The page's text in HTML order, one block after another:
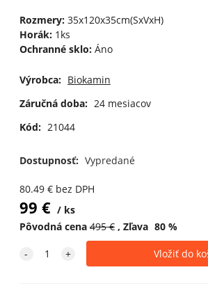
Rozmery:35x120x35cm(SxVxH)
Horák: 1ks
Ochranné sklo:Áno
Výrobca: Biokamin
Záručná doba: 24 mesiacov
Kód: 21044
Dostupnosť: Vypredané
80.49€ bez DPH
99 €
ks
Pôvodná cena 495€ Zľava 80%